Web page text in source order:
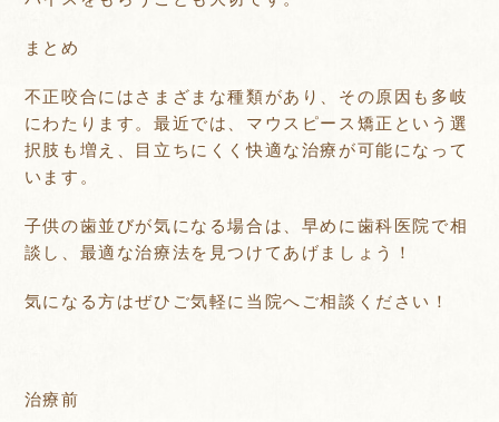
まとめ
不正咬合にはさまざまな種類があり、その原因も多岐
にわたります。最近では、マウスピース矯正という選
択肢も増え、目立ちにくく快適な治療が可能になって
います。
子供の歯並びが気になる場合は、早めに歯科医院で相
談し、最適な治療法を見つけてあげましょう！
気になる方はぜひご気軽に当院へご相談ください！
治療前